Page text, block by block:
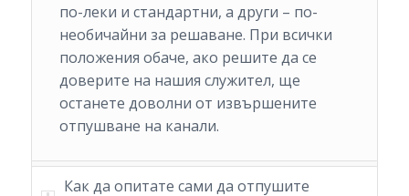
по-леки и стандартни, а други – по-
необичайни за решаване. При всички
положения обаче, ако решите да се
доверите на нашия служител, ще
останете доволни от извършените
отпушване на канали.
Как да опитате сами да отпушите